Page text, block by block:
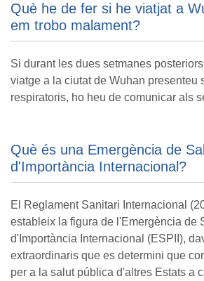
Què he de fer si he viatjat a
em trobo malament?
Si durant les dues setmanes
viatge a la ciutat de Wuhan presenteu
respiratoris, ho heu de comunicar als
Què és una Emergència de
d'Importància Internacional?
El Reglament Sanitari Internacional
estableix la figura de l'Emergència de
d'Importància Internacional (ESPII),
extraordinaris que es determini que
per a la salut pública d'altres Estats a